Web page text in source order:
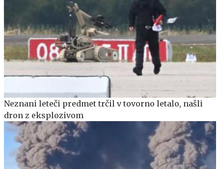
Neznani leteči predmet trčil v tovorno letalo, našli
dron z eksplozivom